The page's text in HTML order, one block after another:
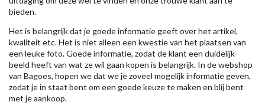
bieden.
Het is belangrijk dat je goede informatie geeft over het artikel,
kwaliteit etc. Het is niet alleen een kwestie van het plaatsen van
een leuke foto. Goede informatie, zodat de klant een duidelijk
beeld heeft van wat ze wil gaan kopen is belangrijk. In de webshop
van Bagoes, hopen we dat we je zoveel mogelijk informatie geven,
zodat je in staat bent om een goede keuze te maken en blij bent
met je aankoop.